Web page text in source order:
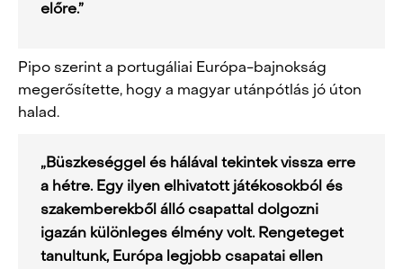
előre.”
Pipo szerint a portugáliai Európa-bajnokság
megerősítette, hogy a magyar utánpótlás jó úton
halad.
„Büszkeséggel és hálával tekintek vissza erre
a hétre. Egy ilyen elhivatott játékosokból és
szakemberekből álló csapattal dolgozni
igazán különleges élmény volt. Rengeteget
tanultunk, Európa legjobb csapatai ellen